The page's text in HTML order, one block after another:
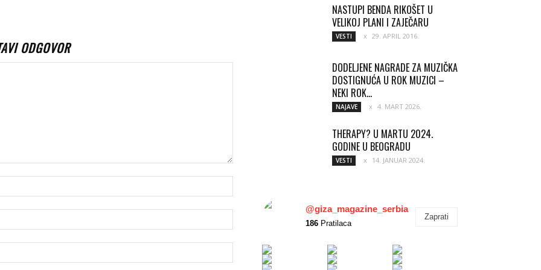
ODGOVOR
NASTUPI BENDA RIKOŠET U
VELIKOJ PLANI I ZAJEČARU
VESTI 29. APRIL 2016.
DODELJENE NAGRADE ZA MUZIČKA
DOSTIGNUĆA U ROK MUZICI –
NEKI ROK...
NAJAVE 4. MART 2026.
THERAPY? U MARTU 2024.
GODINE U BEOGRADU
VESTI 14. JANUAR 2024.
@giza_magazine_serbia
186 Pratilaca
Zaprati